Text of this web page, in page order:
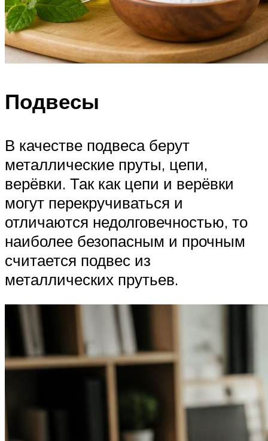
Подвесы
В качестве подвеса берут
металлические пруты, цепи,
верёвки. Так как цепи и верёвки
могут перекручиваться и
отличаются недолговечностью, то
наиболее безопасным и прочным
считается подвес из
металлических прутьев.